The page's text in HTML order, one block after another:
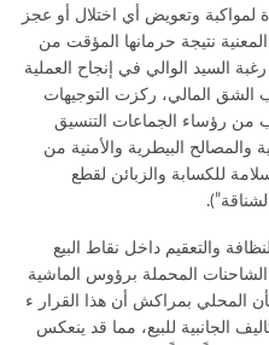
لمواكبة وتعويض أي اختلال أو عجز
نتيجة حرمانها المؤقت من
السيد الوالي في إنجاح العملية
الشق المالي، ركزت التوجيهات
من رؤساء الجماعات التنسيق
والمصالح البيطرية والأمنية من
للكسابة والزبائن لقطع
والتعقيم داخل نقاط البيع
المحملة برؤوس الماشية
المحلي بمراكش أن هذا القرار ء
الجانبية للبيع، مما قد ينعكس